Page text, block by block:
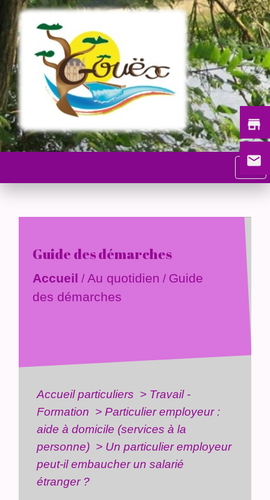
menu
Guide des démarches
Accueil / Au quotidien / Guide
des démarches
Accueil particuliers > Travail -
Formation > Particulier employeur :
aide à domicile (services à la
personne) > Un particulier employeur
peut-il embaucher un salarié
étranger ?
store
email